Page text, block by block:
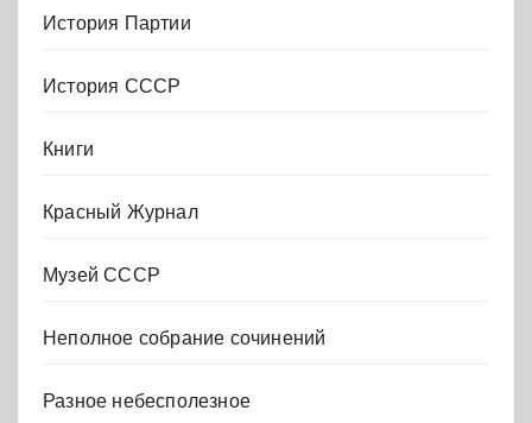
История Партии
История СССР
Книги
Красный Журнал
Музей СССР
Неполное собрание сочинений
Разное небесполезное